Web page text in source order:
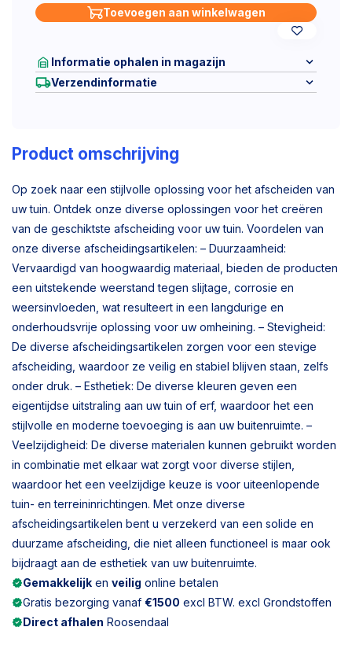
Toevoegen aan winkelwagen
Informatie ophalen in magazijn
Verzendinformatie
Product omschrijving
Op zoek naar een stijlvolle oplossing voor het afscheiden van
uw tuin. Ontdek onze diverse oplossingen voor het creëren
van de geschiktste afscheiding voor uw tuin. Voordelen van
onze diverse afscheidingsartikelen: – Duurzaamheid:
Vervaardigd van hoogwaardig materiaal, bieden de producten
een uitstekende weerstand tegen slijtage, corrosie en
weersinvloeden, wat resulteert in een langdurige en
onderhoudsvrije oplossing voor uw omheining. – Stevigheid:
De diverse afscheidingsartikelen zorgen voor een stevige
afscheiding, waardoor ze veilig en stabiel blijven staan, zelfs
onder druk. – Esthetiek: De diverse kleuren geven een
eigentijdse uitstraling aan uw tuin of erf, waardoor het een
stijlvolle en moderne toevoeging is aan uw buitenruimte. –
Veelzijdigheid: De diverse materialen kunnen gebruikt worden
in combinatie met elkaar wat zorgt voor diverse stijlen,
waardoor het een veelzijdige keuze is voor uiteenlopende
tuin- en terreininrichtingen. Met onze diverse
afscheidingsartikelen bent u verzekerd van een solide en
duurzame afscheiding, die niet alleen functioneel is maar ook
bijdraagt aan de esthetiek van uw buitenruimte.
Gemakkelijk en veilig online betalen
Gratis bezorging vanaf €1500 excl BTW. excl Grondstoffen
Direct afhalen Roosendaal